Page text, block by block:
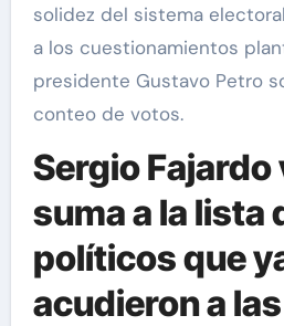
solidez del sistema
a los cuestionamientos
presidente Gustavo Petro
conteo de votos.
Sergio Fajardo
suma a la lista
políticos que
acudieron a